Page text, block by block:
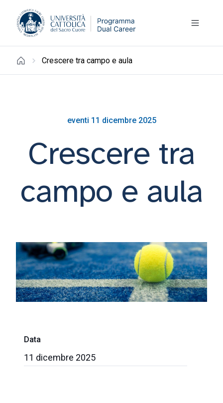
Crescere tra campo e aula
eventi 11 dicembre 2025
Crescere tra
campo e aula
Data
11 dicembre 2025